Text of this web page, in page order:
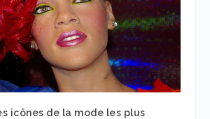
icônes de la mode les plus